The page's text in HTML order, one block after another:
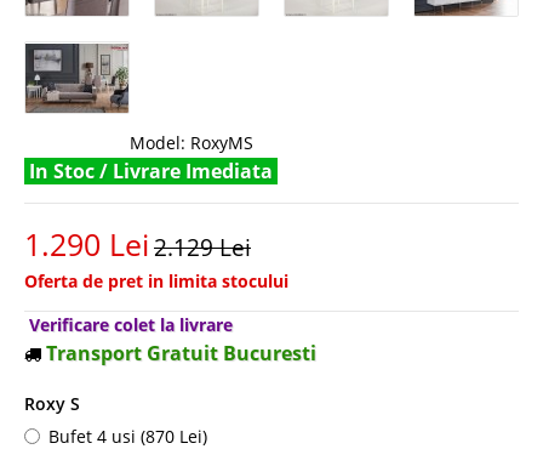
Model: RoxyMS
In Stoc / Livrare Imediata
1.290 Lei2.129 Lei
Oferta de pret in limita stocului
Verificare colet la livrare
Transport Gratuit Bucuresti
Roxy S
Bufet 4 usi (870 Lei)